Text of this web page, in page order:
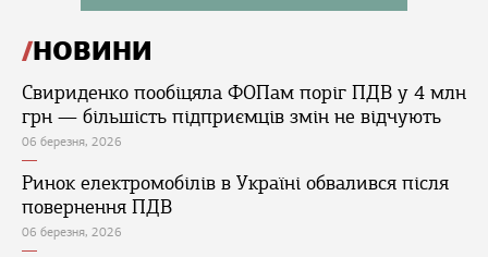
НОВИНИ
Свириденко пообіцяла ФОПам поріг ПДВ у 4 млн
грн — більшість підприємців змін не відчують
06 березня, 2026
Ринок електромобілів в Україні обвалився після
повернення ПДВ
06 березня, 2026